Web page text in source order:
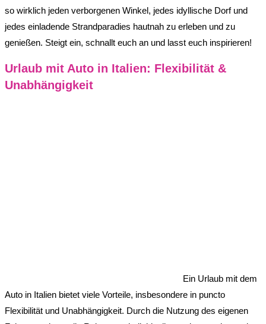
so wirklich jeden verborgenen Winkel, jedes idyllische Dorf und
jedes einladende Strandparadies hautnah zu erleben und zu
genießen. Steigt ein, schnallt euch an und lasst euch inspirieren!
Urlaub mit Auto in Italien: Flexibilität &
Unabhängigkeit
Ein Urlaub mit dem
Auto in Italien bietet viele Vorteile, insbesondere in puncto
Flexibilität und Unabhängigkeit. Durch die Nutzung des eigenen